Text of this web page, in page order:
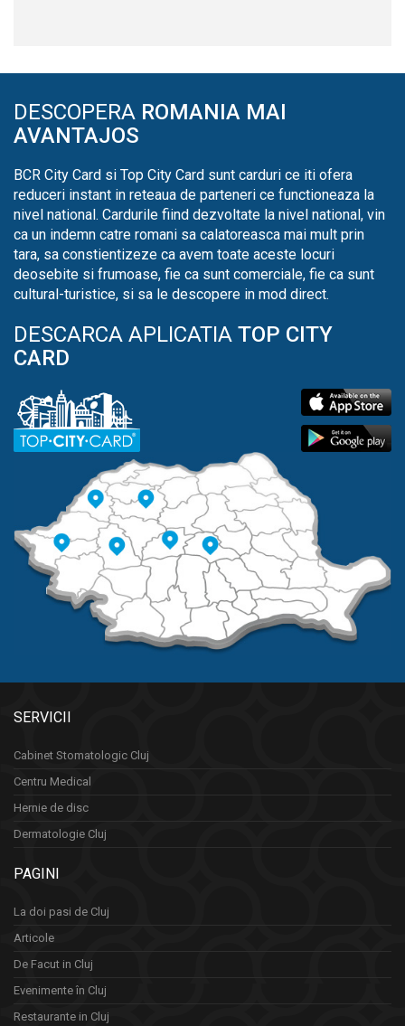
DESCOPERA ROMANIA MAI
AVANTAJOS
BCR City Card si Top City Card sunt carduri ce iti ofera
reduceri instant in reteaua de parteneri ce functioneaza la
nivel national. Cardurile fiind dezvoltate la nivel national, vin
ca un indemn catre romani sa calatoreasca mai mult prin
tara, sa constientizeze ca avem toate aceste locuri
deosebite si frumoase, fie ca sunt comerciale, fie ca sunt
cultural-turistice, si sa le descopere in mod direct.
DESCARCA APLICATIA TOP CITY
CARD
SERVICII
Cabinet Stomatologic Cluj
Centru Medical
Hernie de disc
Dermatologie Cluj
PAGINI
La doi pasi de Cluj
Articole
De Facut in Cluj
Evenimente în Cluj
Restaurante in Cluj